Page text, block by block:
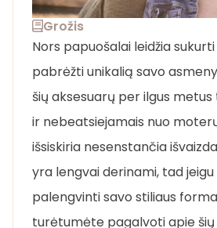
Grožis
Nors papuošalai leidžia
pabrėžti unikalią savo
šių aksesuarų per ilgus
ir nebeatsiejamais nuo
išsiskiria nesenstančia
yra lengvai derinami, tad
palengvinti savo stiliaus
turėtumėte pagalvoti apie